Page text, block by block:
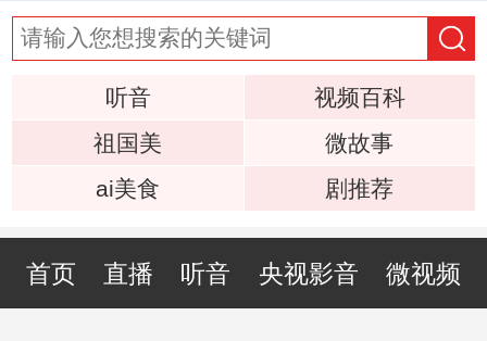
听音
视频百科
祖国美
微故事
ai美食
剧推荐
首页 直播 听音 央视影音 微视频